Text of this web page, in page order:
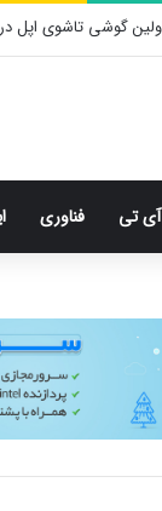
گوشی تاشوی اپل
آی تی فناوری